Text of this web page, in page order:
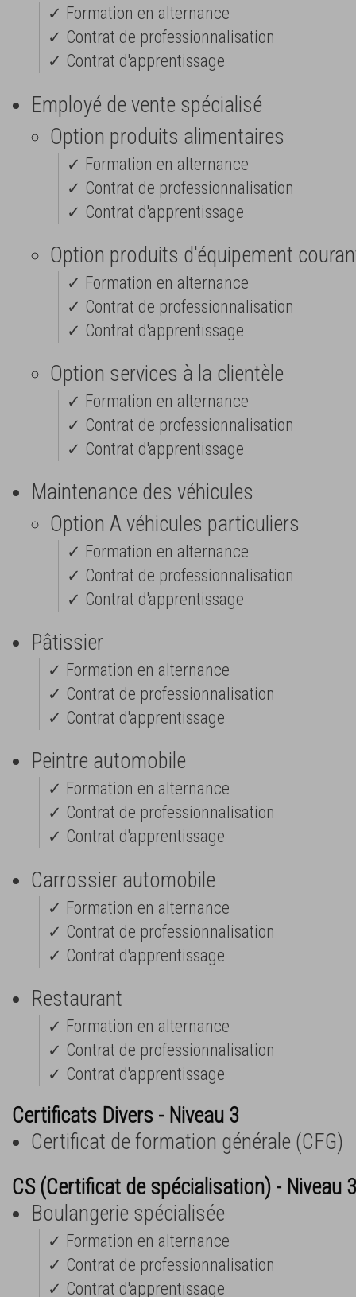
✓ Formation en alternance
✓ Contrat de professionnalisation
✓ Contrat d'apprentissage
Employé de vente spécialisé
Option produits alimentaires
✓ Formation en alternance
✓ Contrat de professionnalisation
✓ Contrat d'apprentissage
Option produits d'équipement
✓ Formation en alternance
✓ Contrat de professionnalisation
✓ Contrat d'apprentissage
Option services à la clientèle
✓ Formation en alternance
✓ Contrat de professionnalisation
✓ Contrat d'apprentissage
Maintenance des véhicules
Option A véhicules particuliers
✓ Formation en alternance
✓ Contrat de professionnalisation
✓ Contrat d'apprentissage
Pâtissier
✓ Formation en alternance
✓ Contrat de professionnalisation
✓ Contrat d'apprentissage
Peintre automobile
✓ Formation en alternance
✓ Contrat de professionnalisation
✓ Contrat d'apprentissage
Carrossier automobile
✓ Formation en alternance
✓ Contrat de professionnalisation
✓ Contrat d'apprentissage
Restaurant
✓ Formation en alternance
✓ Contrat de professionnalisation
✓ Contrat d'apprentissage
Certificats Divers - Niveau 3
Certificat de formation générale (CFG)
CS (Certificat de spécialisation) - Niveau 3
Boulangerie spécialisée
✓ Formation en alternance
✓ Contrat de professionnalisation
✓ Contrat d'apprentissage